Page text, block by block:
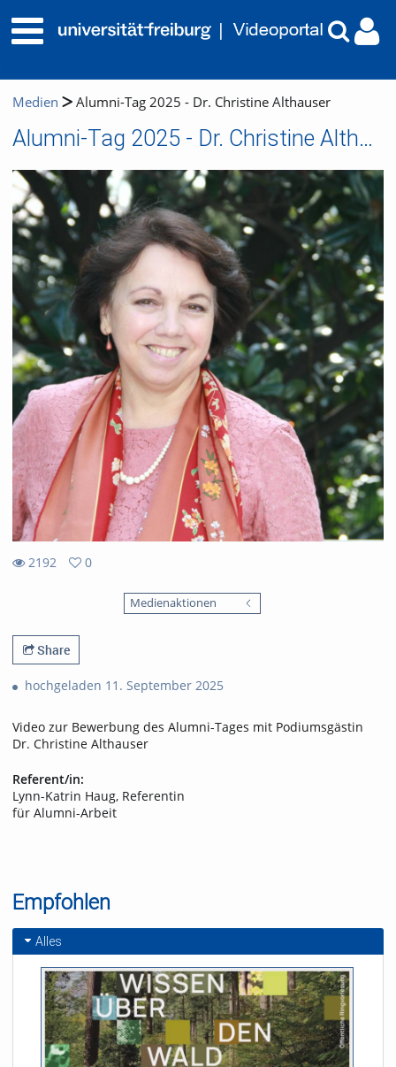
Medien Alumni-Tag 2025 - Dr. Christine Althauser
Alumni-Tag 2025 - Dr. Christine Althauser
2192
0
Medienaktionen
Share
hochgeladen 11. September 2025
Video zur Bewerbung des Alumni-Tages mit Podiumsgästin
Dr. Christine Althauser
Referent/in:
Lynn-Katrin Haug, Referentin
für Alumni-Arbeit
Empfohlen
Alles